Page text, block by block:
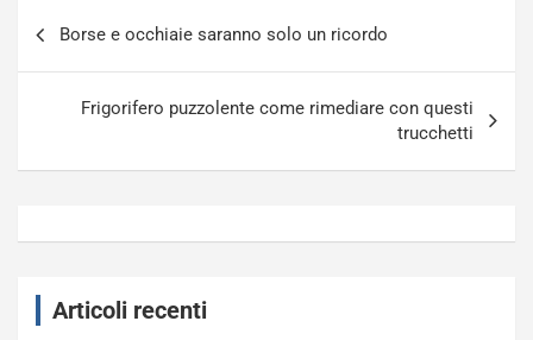
Borse e occhiaie saranno solo un ricordo
Frigorifero puzzolente come rimediare con questi
trucchetti
Articoli recenti